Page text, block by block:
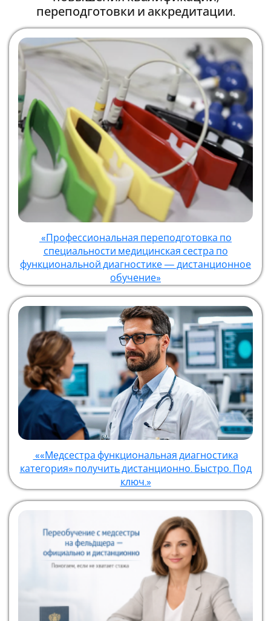
переподготовки и аккредитации.
«Профессиональная переподготовка по
специальности медицинская сестра по
функциональной диагностике — дистанционное
обучение»
««Медсестра функциональная диагностика
категория» получить дистанционно. Быстро. Под
ключ.»